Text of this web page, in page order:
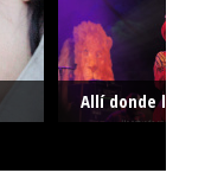
Allí donde la